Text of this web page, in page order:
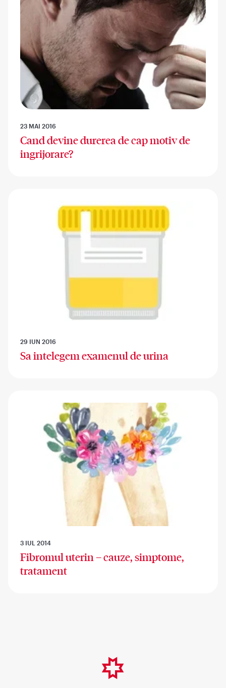
23 MAI 2016
Cand devine durerea de cap motiv de
ingrijorare?
29 IUN 2016
Sa intelegem examenul de urina
3 IUL 2014
Fibromul uterin – cauze, simptome,
tratament